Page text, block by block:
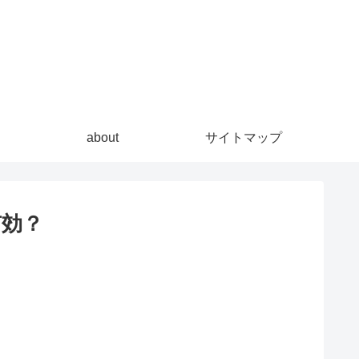
about サイトマップ
？